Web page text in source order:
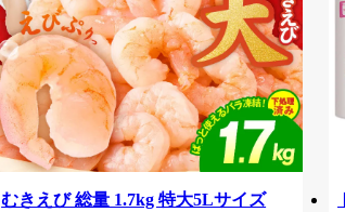
むきえび 総量 1.7kg 特大5Lサイズ